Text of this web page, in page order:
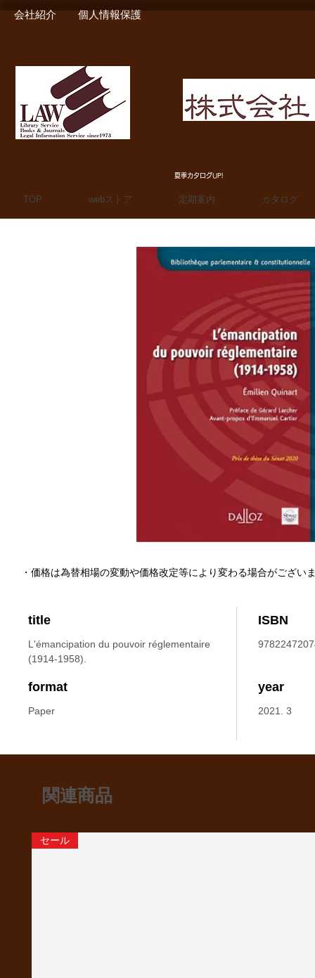
会社紹介 個人情報保護
夏季カタログUP!
TOP webストア 定期案内 カタログ
title
L'émancipation du pouvoir réglementaire
(1914-1958).
ISBN
format
Paper
year
2021. 3
・価格は為替相場の変動や価格改定等により変わる場合がござい
関連商品
セール